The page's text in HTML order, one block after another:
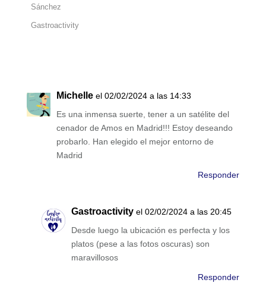
Sánchez
Gastroactivity
Michelle el 02/02/2024 a las 14:33
Es una inmensa suerte, tener a un satélite del
cenador de Amos en Madrid!!! Estoy deseando
probarlo. Han elegido el mejor entorno de
Madrid
Responder
Gastroactivity el 02/02/2024 a las 20:45
Desde luego la ubicación es perfecta y los
platos (pese a las fotos oscuras) son
maravillosos
Responder